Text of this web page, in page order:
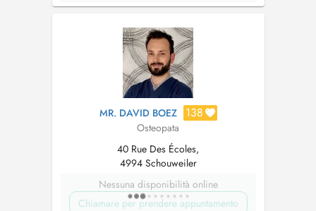
MR. DAVID BOEZ 138
Osteopata
40 Rue Des Écoles,
4994 Schouweiler
Nessuna disponibilità online
Chiamare per prendere appuntamento